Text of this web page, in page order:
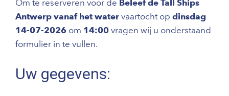
Om te reserveren voor de Beleef de Tall Ships
Antwerp vanaf het water vaartocht op dinsdag
14-07-2026 om 14:00 vragen wij u onderstaand
formulier in te vullen.
Uw gegevens: